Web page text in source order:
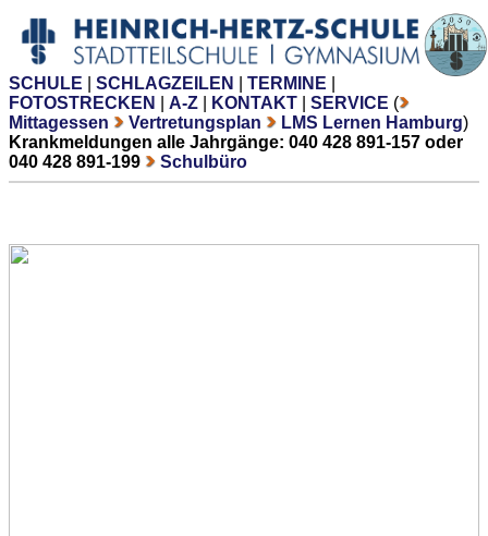
SCHULE SCHLAGZEILEN TERMINE
FOTOSTRECKEN
A-Z KONTAKT SERVICE (
Mittagessen
Vertretungsplan LMS Lernen Hamburg)
Krankmeldungen alle Jahrgänge: 040 428 891-157 oder
040 428 891-199
Schulbüro